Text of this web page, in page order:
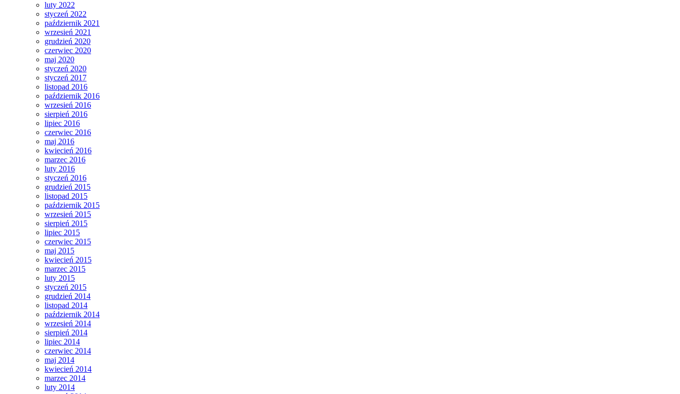
luty 2022
styczeń 2022
październik 2021
wrzesień 2021
grudzień 2020
czerwiec 2020
maj 2020
styczeń 2020
styczeń 2017
listopad 2016
październik 2016
wrzesień 2016
sierpień 2016
lipiec 2016
czerwiec 2016
maj 2016
kwiecień 2016
marzec 2016
luty 2016
styczeń 2016
grudzień 2015
listopad 2015
październik 2015
wrzesień 2015
sierpień 2015
lipiec 2015
czerwiec 2015
maj 2015
kwiecień 2015
marzec 2015
luty 2015
styczeń 2015
grudzień 2014
listopad 2014
październik 2014
wrzesień 2014
sierpień 2014
lipiec 2014
czerwiec 2014
maj 2014
kwiecień 2014
marzec 2014
luty 2014